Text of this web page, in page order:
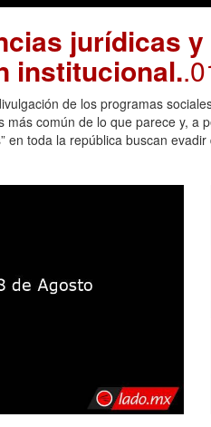
jurídicas
institucional.
de los programas
más común de lo que parece y,
en toda la república buscan